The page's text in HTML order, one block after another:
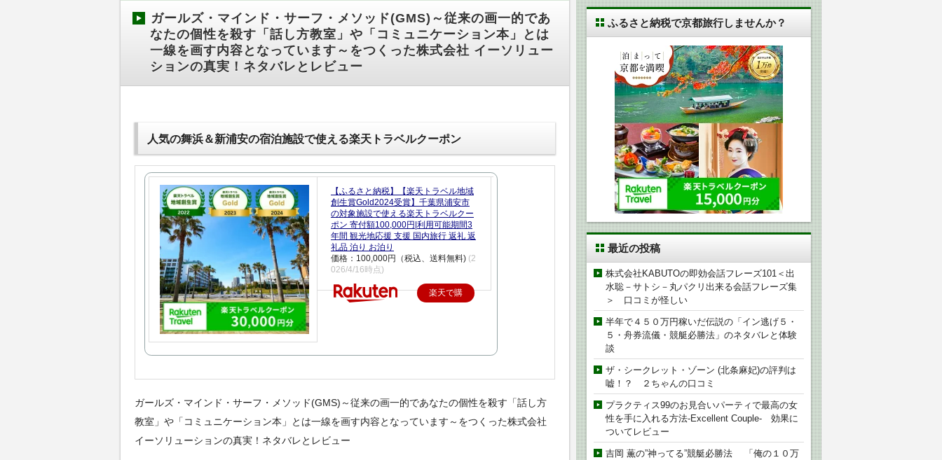
ガールズ・マインド・サーフ・メソッド(GMS)～従来の画一的であ
なたの個性を殺す「話し方教室」や「コミュニケーション本」とは
一線を画す内容となっています～をつくった株式会社 イーソリュー
ションの真実！ネタバレとレビュー
人気の舞浜＆新浦安の宿泊施設で使える楽天トラベルクーポン
【ふるさと納税】【楽天トラベル地域
創生賞Gold2024受賞】千葉県浦安市
の対象施設で使える楽天トラベルクー
ポン 寄付額100,000円|利用可能期間3
年間 観光地応援 支援 国内旅行 返礼 返
礼品 泊り お泊り
価格：100,000円（税込、送料無料) (2
026/4/16時点)
楽天で購
ガールズ・マインド・サーフ・メソッド(GMS)～従来の画一的であなたの個性を殺す「話し方
教室」や「コミュニケーション本」とは一線を画す内容となっています～をつくった株式会社
イーソリューションの真実！ネタバレとレビュー
ふるさと納税で京都旅行しませんか？
最近の投稿
株式会社KABUTOの即効会話フレーズ101＜出
水聡－サトシ－丸パクリ出来る会話フレーズ集
＞ 口コミが怪しい
半年で４５０万円稼いだ伝説の「イン逃げ５・
５・舟券流儀・競艇必勝法」のネタバレと体験
談
ザ・シークレット・ゾーン (北条麻妃)の評判は
嘘！？ ２ちゃんの口コミ
プラクティス99のお見合いパーティで最高の女
性を手に入れる方法-Excellent Couple- 効果に
ついてレビュー
吉岡 薫の”神ってる”競艇必勝法 「俺の１０万